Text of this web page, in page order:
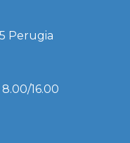
Perugia
16.00